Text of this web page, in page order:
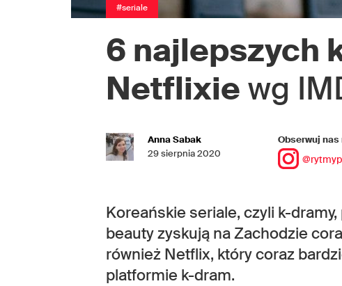
#seriale
6 najlepszych
Netflixie wg
Anna Sabak
29 sierpnia 2020
Obserwuj
Koreańskie seriale, czyli k-
beauty zyskują na Zachodzie
również Netflix, który coraz
platformie k-dram.